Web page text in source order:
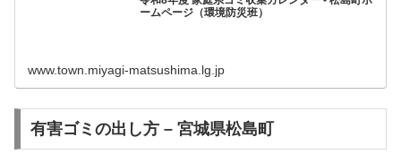
ームページ（環境防災班）
www.town.miyagi-matsushima.lg.jp
有害ゴミの出し方 – 宮城県松島町